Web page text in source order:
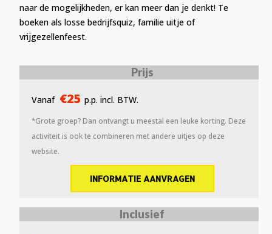
naar de mogelijkheden, er kan meer dan je denkt! Te
boeken als losse bedrijfsquiz, familie uitje of
vrijgezellenfeest.
Prijs
Vanaf €25 p.p. incl. BTW.
*Grote groep? Dan ontvangt u meestal een leuke korting. Deze
activiteit is ook te combineren met andere uitjes op deze
website.
INFORMATIE AANVRAGEN
Inclusief